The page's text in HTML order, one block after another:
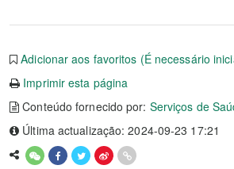
Adicionar aos favoritos (É necessário
Imprimir esta página
Conteúdo fornecido por: Serviços de
Última actualização: 2024-09-23 17:21